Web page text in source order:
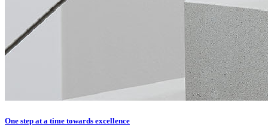
One step at a time towards excellence